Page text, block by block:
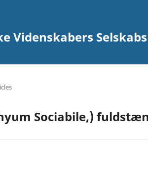
Videnskabers
Sociabile,)